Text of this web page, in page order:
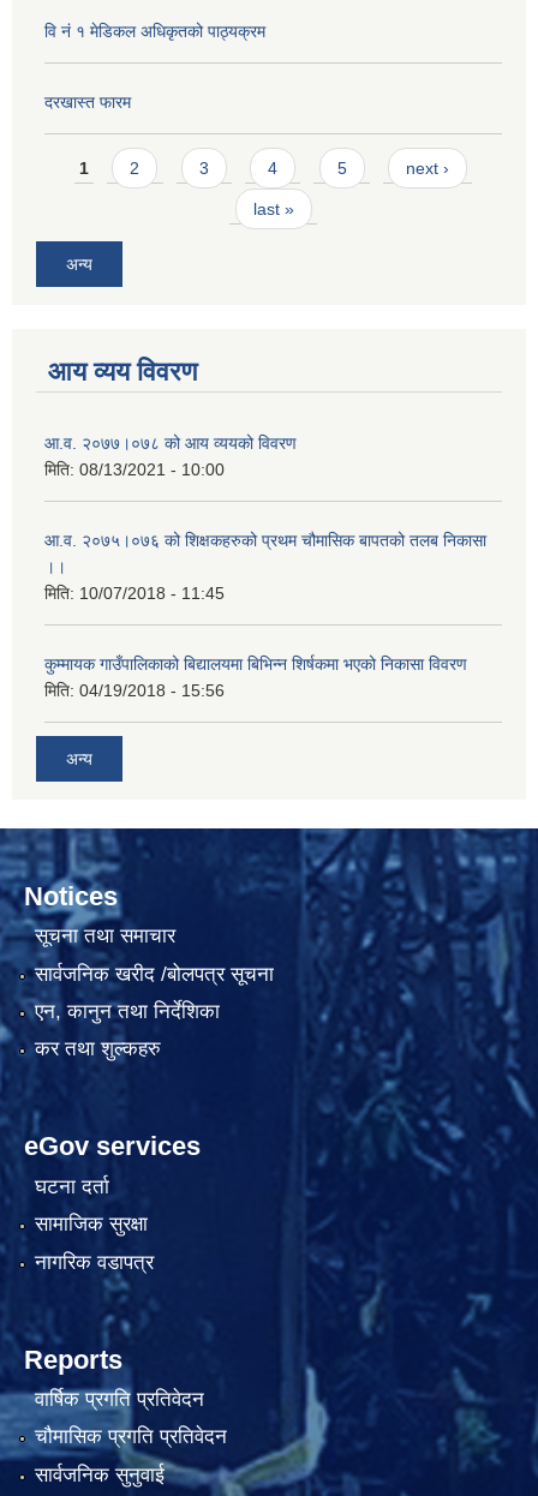
वि नं १ मेडिकल अधिकृतको पाठ्यक्रम
दरखास्त फारम
Pages
1 2 3 4 5 next ›
last »
अन्य
आय व्यय विवरण
आ.व. २०७७।०७८ को आय व्ययको विवरण
मिति: 08/13/2021 - 10:00
आ.व. २०७५।०७६ को शिक्षकहरुको प्रथम चौमासिक बापतको तलब निकासा
।।
मिति: 10/07/2018 - 11:45
कुम्मायक गाउँपालिकाको बिद्यालयमा बिभिन्न शिर्षकमा भएको निकासा विवरण
मिति: 04/19/2018 - 15:56
अन्य
Notices
सूचना तथा समाचार
सार्वजनिक खरीद /बोलपत्र सूचना
एन, कानुन तथा निर्देशिका
कर तथा शुल्कहरु
eGov services
घटना दर्ता
सामाजिक सुरक्षा
नागरिक वडापत्र
Reports
वार्षिक प्रगति प्रतिवेदन
चौमासिक प्रगति प्रतिवेदन
सार्वजनिक सुनुवाई